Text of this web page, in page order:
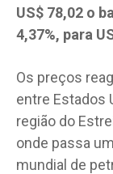
US$ 78,02 o
4,37%, para
Os preços
entre Estados
região do
onde passa
mundial de